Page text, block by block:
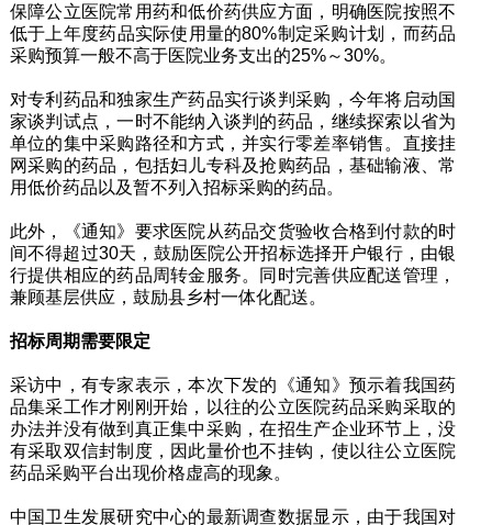
保障公立医院常用药和低价药供应方面，明确医院按照不
低于上年度药品实际使用量的80%制定采购计划，而药品
采购预算一般不高于医院业务支出的25%～30%。
对专利药品和独家生产药品实行谈判采购，今年将启动国
家谈判试点，一时不能纳入谈判的药品，继续探索以省为
单位的集中采购路径和方式，并实行零差率销售。直接挂
网采购的药品，包括妇儿专科及抢购药品，基础输液、常
用低价药品以及暂不列入招标采购的药品。
此外，《通知》要求医院从药品交货验收合格到付款的时
间不得超过30天，鼓励医院公开招标选择开户银行，由银
行提供相应的药品周转金服务。同时完善供应配送管理，
兼顾基层供应，鼓励县乡村一体化配送。
招标周期需要限定
采访中，有专家表示，本次下发的《通知》预示着我国药
品集采工作才刚刚开始，以往的公立医院药品采购采取的
办法并没有做到真正集中采购，在招生产企业环节上，没
有采取双信封制度，因此量价也不挂钩，使以往公立医院
药品采购平台出现价格虚高的现象。
中国卫生发展研究中心的最新调查数据显示，由于我国对